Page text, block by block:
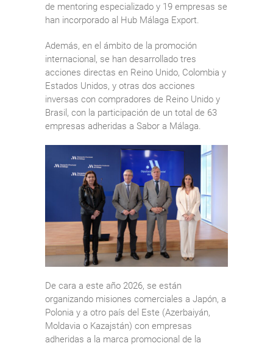
de mentoring especializado y 19 empresas se
han incorporado al Hub Málaga Export.
Además, en el ámbito de la promoción
internacional, se han desarrollado tres
acciones directas en Reino Unido, Colombia y
Estados Unidos, y otras dos acciones
inversas con compradores de Reino Unido y
Brasil, con la participación de un total de 63
empresas adheridas a Sabor a Málaga.
De cara a este año 2026, se están
organizando misiones comerciales a Japón, a
Polonia y a otro país del Este (Azerbaiyán,
Moldavia o Kazajstán) con empresas
adheridas a la marca promocional de la